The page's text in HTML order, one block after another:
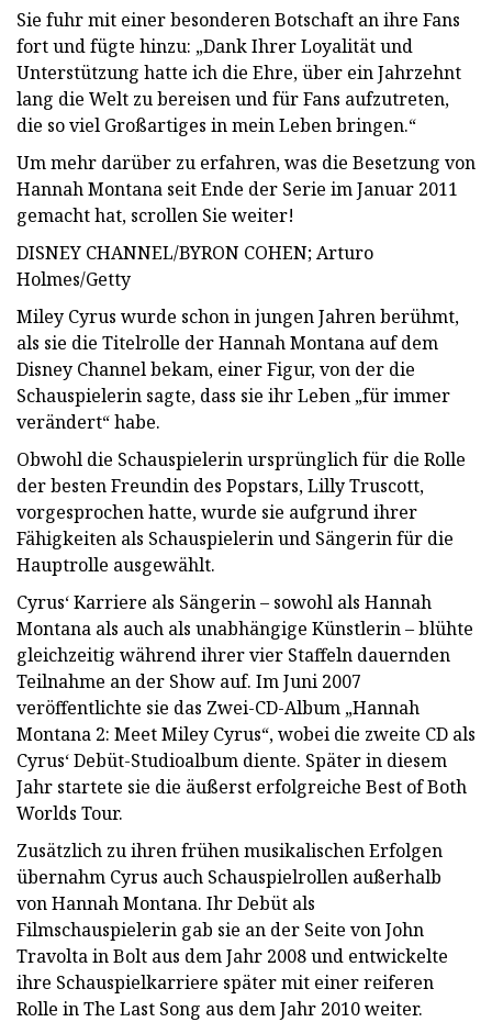
Sie fuhr mit einer besonderen Botschaft an ihre Fans
fort und fügte hinzu: „Dank Ihrer Loyalität und
Unterstützung hatte ich die Ehre, über ein Jahrzehnt
lang die Welt zu bereisen und für Fans aufzutreten,
die so viel Großartiges in mein Leben bringen.“
Um mehr darüber zu erfahren, was die Besetzung von
Hannah Montana seit Ende der Serie im Januar 2011
gemacht hat, scrollen Sie weiter!
DISNEY CHANNEL/BYRON COHEN; Arturo
Holmes/Getty
Miley Cyrus wurde schon in jungen Jahren berühmt,
als sie die Titelrolle der Hannah Montana auf dem
Disney Channel bekam, einer Figur, von der die
Schauspielerin sagte, dass sie ihr Leben „für immer
verändert“ habe.
Obwohl die Schauspielerin ursprünglich für die Rolle
der besten Freundin des Popstars, Lilly Truscott,
vorgesprochen hatte, wurde sie aufgrund ihrer
Fähigkeiten als Schauspielerin und Sängerin für die
Hauptrolle ausgewählt.
Cyrus‘ Karriere als Sängerin – sowohl als Hannah
Montana als auch als unabhängige Künstlerin – blühte
gleichzeitig während ihrer vier Staffeln dauernden
Teilnahme an der Show auf. Im Juni 2007
veröffentlichte sie das Zwei-CD-Album „Hannah
Montana 2: Meet Miley Cyrus“, wobei die zweite CD als
Cyrus‘ Debüt-Studioalbum diente. Später in diesem
Jahr startete sie die äußerst erfolgreiche Best of Both
Worlds Tour.
Zusätzlich zu ihren frühen musikalischen Erfolgen
übernahm Cyrus auch Schauspielrollen außerhalb
von Hannah Montana. Ihr Debüt als
Filmschauspielerin gab sie an der Seite von John
Travolta in Bolt aus dem Jahr 2008 und entwickelte
ihre Schauspielkarriere später mit einer reiferen
Rolle in The Last Song aus dem Jahr 2010 weiter.